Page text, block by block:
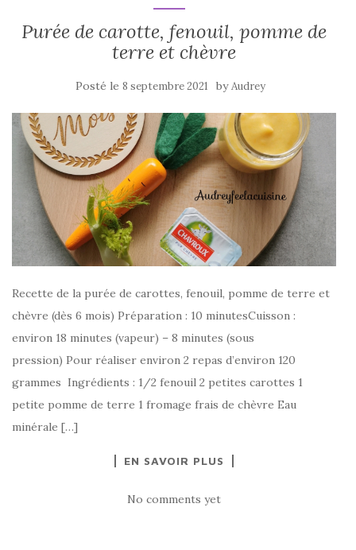
Purée de carotte, fenouil, pomme de
terre et chèvre
Posté le 8 septembre 2021 byAudrey
Recette de la purée de carottes, fenouil, pomme de terre et
chèvre (dès 6 mois) Préparation : 10 minutesCuisson :
environ 18 minutes (vapeur) – 8 minutes (sous
pression) Pour réaliser environ 2 repas d’environ 120
grammes Ingrédients : 1/2 fenouil 2 petites carottes 1
petite pomme de terre 1 fromage frais de chèvre Eau
minérale […]
EN SAVOIR PLUS
No comments yet